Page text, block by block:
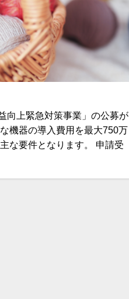
向上緊急対策事業」の公募が
機器の導入費用を最大750万
な要件となります。 申請受